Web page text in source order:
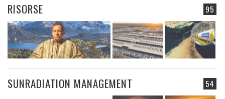
95
RISORSE
54
SUNRADIATION MANAGEMENT